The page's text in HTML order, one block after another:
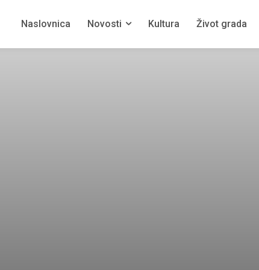
Naslovnica Novosti Kultura Život grada